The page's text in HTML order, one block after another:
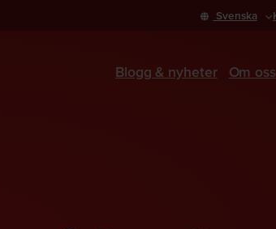
Svenska
Blogg & nyheter Om oss